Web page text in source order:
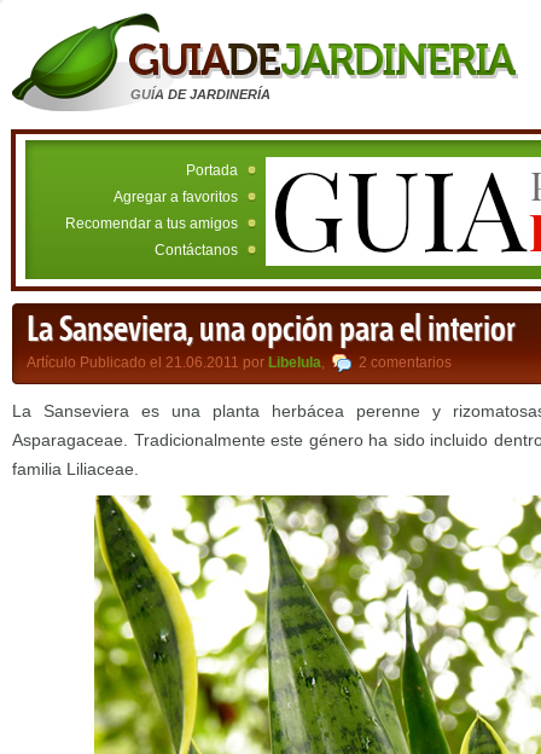
GUÍA DE JARDINERÍA
Portada
Agregar a favoritos
Recomendar a tus amigos
Contáctanos
La Sanseviera, una opción para el interior
Artículo Publicado el 21.06.2011 por Libelula, 2 comentarios
La Sanseviera es una planta herbácea perenne y
Asparagaceae. Tradicionalmente este género ha sido incluido
familia Liliaceae.